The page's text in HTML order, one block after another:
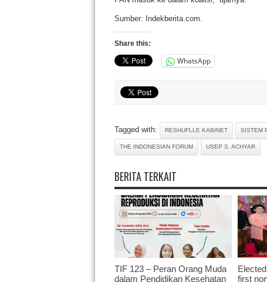
Sumber: Indekberita.com.
Share this:
WhatsApp
Tagged with: RESHUFLLE KABINET SISTEM
THE INDONESIAN FORUM USEP S. ACHYAR
BERITA TERKAIT
TIF 123 – Peran Orang Muda
dalam Pendidikan Kesehatan
first